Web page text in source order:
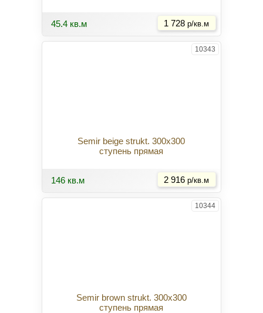
45.4 кв.м 1 728 р/кв.м
10343
Semir beige strukt. 300x300
ступень прямая
146 кв.м 2 916 р/кв.м
10344
Semir brown strukt. 300x300
ступень прямая